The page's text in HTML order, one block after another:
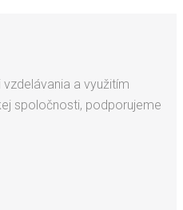
a využitím
spoločnosti, podporujeme